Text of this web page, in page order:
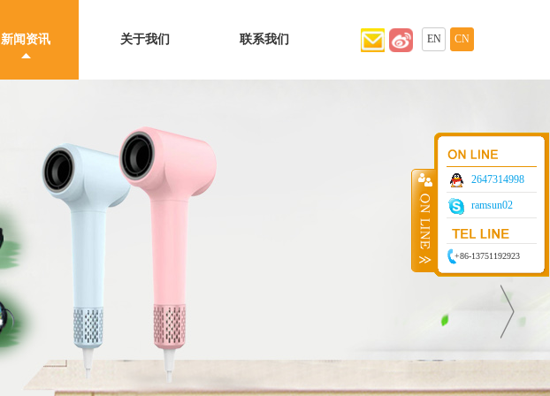
新闻资讯 关于我们 联系我们 EN CN
2647314998
ramsun02
+86-13751192923